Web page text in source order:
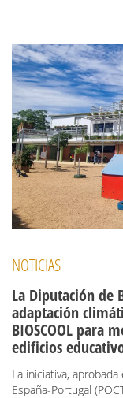
NOTICIAS
La Diputación de
adaptación
BIOSCOOL para
edificios
La iniciativa,
España-Portugal